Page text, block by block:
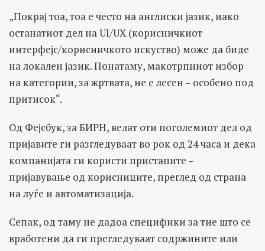
„Покрај тоа, тоа е често на англиски јазик, иако
останатиот дел на UI/UX (корисничкиот
интерфејс/корисничкото искуство) може да биде
на локален јазик. Понатаму, макотрпниот избор
на категории, за жртвата, не е лесен – особено под
притисок“.
Од Фејсбук, за БИРН, велат оти поголемиот дел од
пријавите ги разгледуваат во рок од 24 часа и дека
компанијата ги користи пристапите –
пријавување од корисниците, преглед од страна
на луѓе и автоматизација.
Сепак, од таму не дадоа специфики за тие што се
вработени да ги прегледуваат содржините или